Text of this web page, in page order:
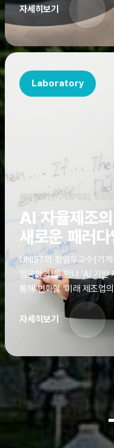
문하러 온 학부모도 빈손
을 달래줄 공간이 ‘유니크
STORE)’라는 이름으로 지
자세히보기
Laboratory
정임두교수(기계공학과), 임성
AI 자율제조의
새로운 패러다
UNIST의 정임두교수(기
업공학과)를 만나 ‘AI 기반
통해 변화할 ‘미래 제조업
자세히보기